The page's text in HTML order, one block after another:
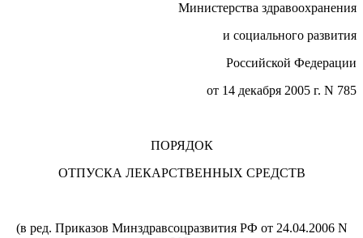
Министерства здравоохранения
и социального развития
Российской Федерации
от 14 декабря 2005 г. N 785
ПОРЯДОК
ОТПУСКА ЛЕКАРСТВЕННЫХ СРЕДСТВ
(в ред. Приказов Минздравсоцразвития РФ от 24.04.2006 N